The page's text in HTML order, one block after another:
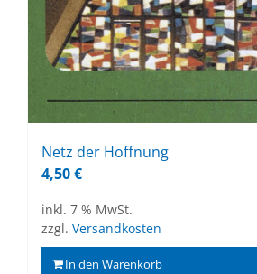
Netz der Hoff­nung
4,50€
inkl. 7 % MwSt.
zzgl. Versandkosten
In den Warenkorb